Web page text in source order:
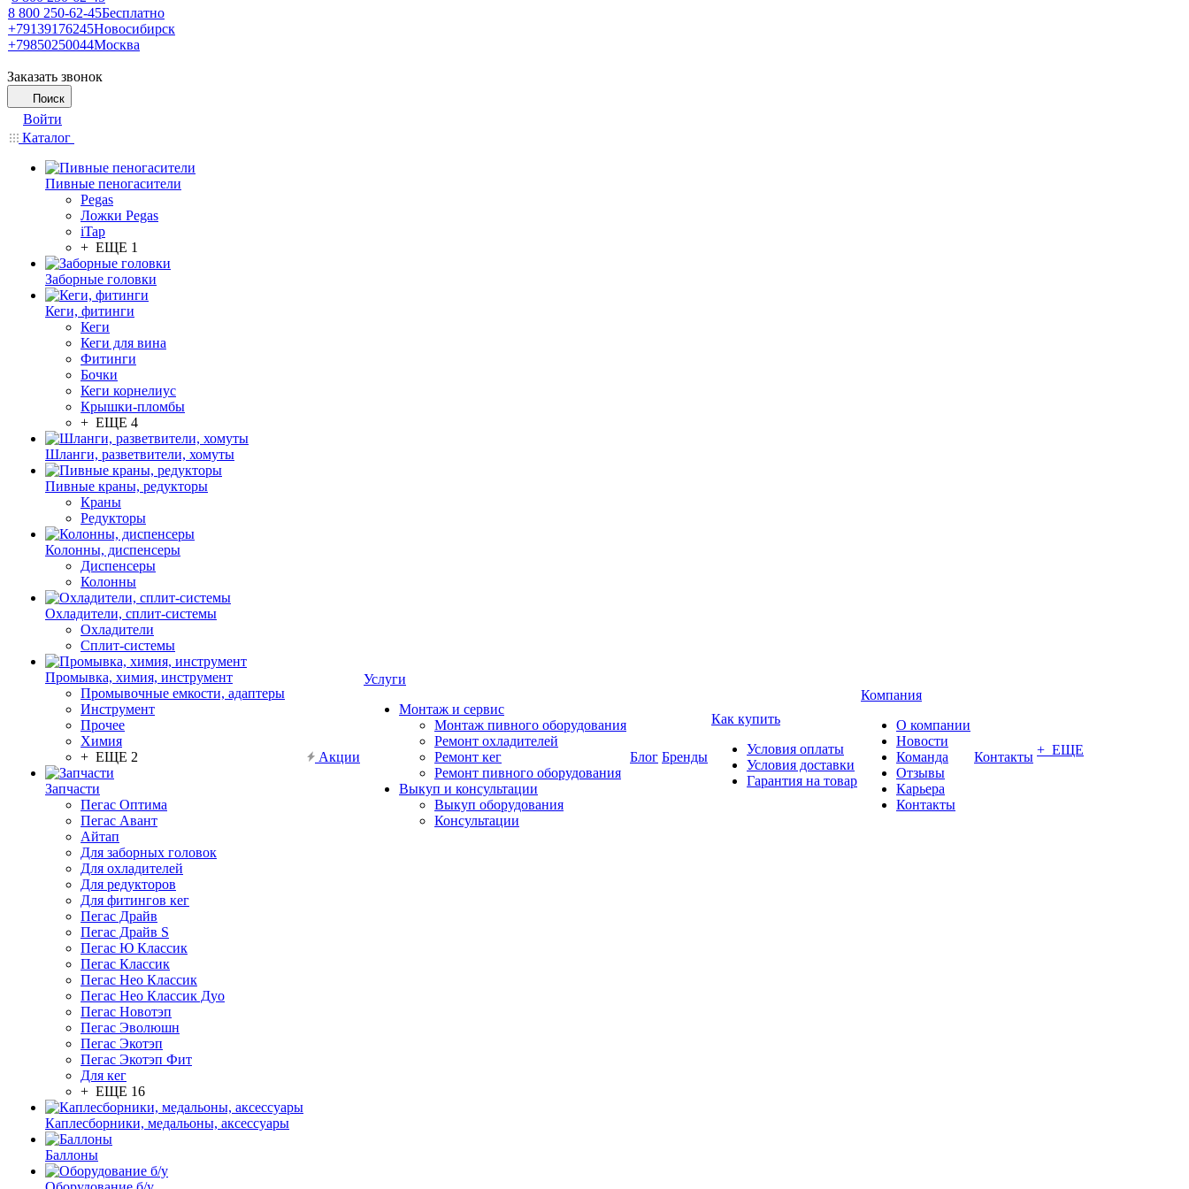
8 800 250-62-45Бесплатно
+79139176245Новосибирск
+79850250044Москва
Заказать звонок
Поиск
Войти
Каталог
Пивные пеногасители
Pegas
Ложки Pegas
iTap
+ ЕЩЕ 1
Заборные головки
Кеги, фитинги
Кеги
Кеги для вина
Фитинги
Бочки
Кеги корнелиус
Крышки-пломбы
+ ЕЩЕ 4
Шланги, разветвители, хомуты
Пивные краны, редукторы
Краны
Редукторы
Колонны, диспенсеры
Диспенсеры
Колонны
Охладители, сплит-системы
Охладители
Сплит-системы
Промывка, химия, инструмент
Промывочные емкости, адаптеры
Инструмент
Прочее
Химия
+ ЕЩЕ 2
Запчасти
Пегас Оптима
Пегас Авант
Айтап
Для заборных головок
Для охладителей
Для редукторов
Для фитингов кег
Пегас Драйв
Пегас Драйв S
Пегас Ю Классик
Пегас Классик
Пегас Нео Классик
Пегас Нео Классик Дуо
Пегас Новотэп
Пегас Эволюшн
Пегас Экотэп
Пегас Экотэп Фит
Для кег
+ ЕЩЕ 16
Каплесборники, медальоны, аксессуары
Баллоны
Акции
Услуги
Монтаж и сервис
Монтаж пивного оборудования
Ремонт охладителей
Ремонт кег
Ремонт пивного оборудования
Выкуп и консультации
Выкуп оборудования
Консультации
Блог Бренды
Как купить
Условия оплаты
Условия доставки
Гарантия на товар
Компания
О компании
Новости
Команда
Отзывы
Карьера
Контакты
Контакты + ЕЩЕ